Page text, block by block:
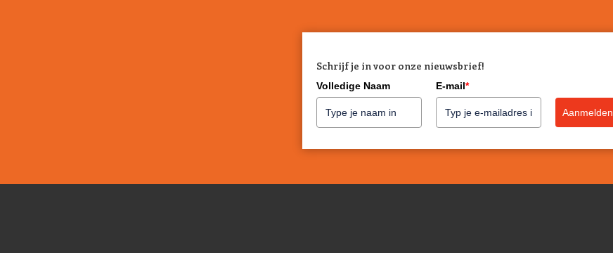
Schrijf je in voor onze nieuwsbrief!
Volledige Naam E-mail*
Aanmelden